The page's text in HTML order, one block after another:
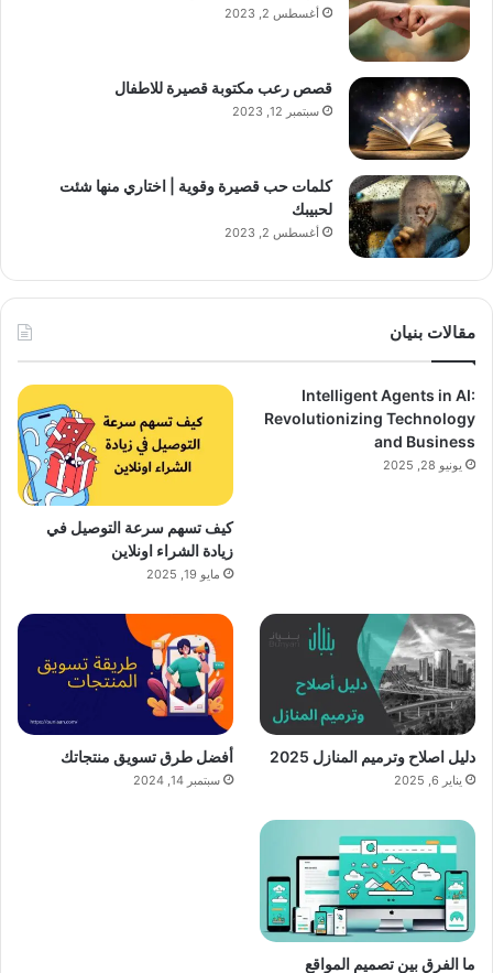
أغسطس 2, 2023
قصص رعب مكتوبة قصيرة للاطفال
سبتمبر 12, 2023
كلمات حب قصيرة وقوية | اختاري منها شئت
لحبيبك
أغسطس 2, 2023
مقالات بنيان
Intelligent Agents in AI:
Revolutionizing Technology
and Business
يونيو 28, 2025
كيف تسهم سرعة التوصيل في
زيادة الشراء اونلاين
مايو 19, 2025
دليل اصلاح وترميم المنازل 2025
يناير 6, 2025
أفضل طرق تسويق منتجاتك
سبتمبر 14, 2024
ما الفرق بين تصميم المواقع